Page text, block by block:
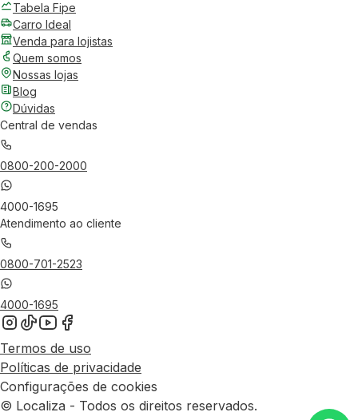
Tabela Fipe
Carro Ideal
Venda para lojistas
Quem somos
Nossas lojas
Blog
Dúvidas
Central de vendas
0800-200-2000
4000-1695
Atendimento ao cliente
0800-701-2523
4000-1695
Termos de uso
Políticas de privacidade
Configurações de cookies
© Localiza - Todos os direitos reservados.